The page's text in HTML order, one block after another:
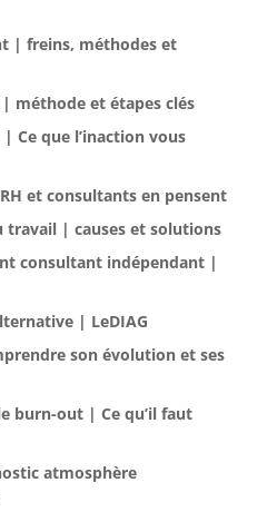
| freins, méthodes et
méthode et étapes clés
Ce que l’inaction vous
et consultants en pensent
travail | causes et solutions
consultant indépendant |
| LeDIAG
son évolution et ses
burn-out | Ce qu’il faut
atmosphère